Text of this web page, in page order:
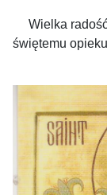
Wielka radość
świętemu